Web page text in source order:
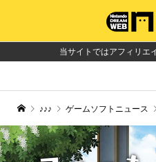
当サイトではアフィリエ
♪♪♪ ゲームソフトニュース